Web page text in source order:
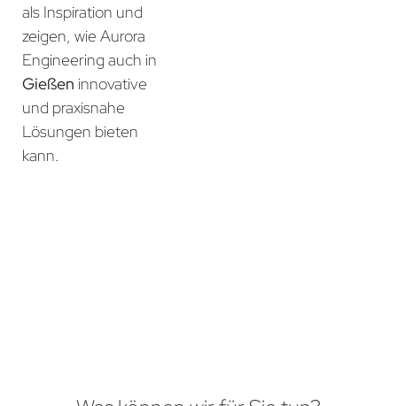
als Inspiration und
zeigen, wie Aurora
Engineering auch in
Gießen innovative
und praxisnahe
Lösungen bieten
kann.